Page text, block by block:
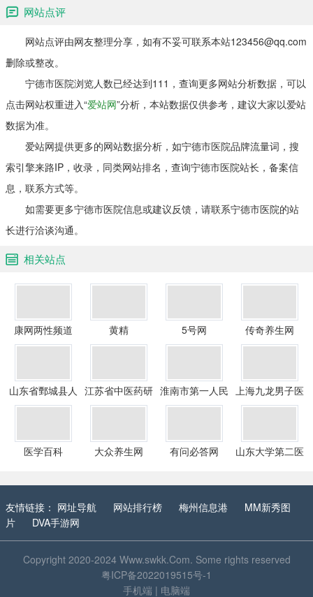
网站点评
网站点评由网友整理分享，如有不妥可联系本站123456@qq.com
删除或整改。
宁德市医院浏览人数已经达到111，查询更多网站分析数据，可以
点击网站权重进入“爱站网”分析，本站数据仅供参考，建议大家以爱站
数据为准。
爱站网提供更多的网站数据分析，如宁德市医院品牌流量词，搜
索引擎来路IP，收录，同类网站排名，查询宁德市医院站长，备案信
息，联系方式等。
如需要更多宁德市医院信息或建议反馈，请联系宁德市医院的站
长进行洽谈沟通。
相关站点
康网两性频道 黄精 5号网 传奇养生网
山东省鄄城县人
民医院
江苏省中医药研
究院
淮南市第一人民
医院
上海九龙男子医
院
医学百科 大众养生网 有问必答网
山东大学第二医
友情链接： 网址导航 网站排行榜 梅州信息港
MM新秀图
片
DVA手游网
Copyright 2020-2024 Www.swkk.Com. Some rights reserved
粤ICP备2022019515号-1
手机端 | 电脑端